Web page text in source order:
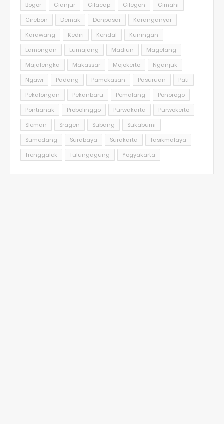
Bogor
Cianjur Cilacap Cilegon
Cimahi
Cirebon
Demak Denpasar
Karanganyar
Karawang
Kediri Kendal
Kuningan
Lamongan
Lumajang Madiun
Magelang
Majalengka
Makassar Mojokerto
Nganjuk
Ngawi
Padang Pamekasan Pasuruan
Pati
Pekalongan
Pekanbaru Pemalang
Ponorogo
Pontianak
Probolinggo Purwakarta
Purwokerto
Sleman
Sragen Subang
Sukabumi
Sumedang
Surabaya Surakarta
Tasikmalaya
Trenggalek
Tulungagung Yogyakarta